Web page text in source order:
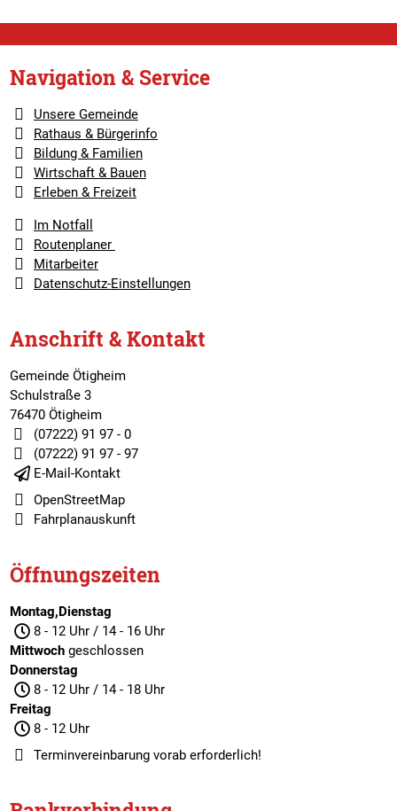
Navigation & Service
Unsere Gemeinde
Rathaus & Bürgerinfo
Bildung & Familien
Wirtschaft & Bauen
Erleben & Freizeit
Im Notfall
Routenplaner
Mitarbeiter
Datenschutz-Einstellungen
Anschrift & Kontakt
Gemeinde Ötigheim
Schulstraße 3
76470 Ötigheim
(07222) 91 97 - 0
(07222) 91 97 - 97
E-Mail-Kontakt
OpenStreetMap
Fahrplanauskunft
Öffnungszeiten
Montag,Dienstag
8 - 12 Uhr / 14 - 16 Uhr
Mittwochgeschlossen
Donnerstag
8 - 12 Uhr / 14 - 18 Uhr
Freitag
8 - 12 Uhr
Terminvereinbarungvorab erforderlich!